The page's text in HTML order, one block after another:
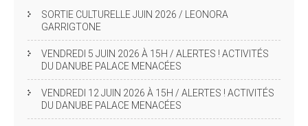
SORTIE CULTURELLE JUIN 2026 / LEONORA
GARRIGTONE
VENDREDI 5 JUIN 2026 À 15H / ALERTES ! ACTIVITÉS
DU DANUBE PALACE MENACÉES
VENDREDI 12 JUIN 2026 À 15H / ALERTES ! ACTIVITÉS
DU DANUBE PALACE MENACÉES